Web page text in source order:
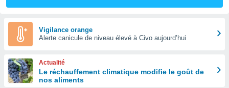
Vigilance orange
Alerte canicule de niveau élevé à Civo aujourd’hui
Actualité
Le réchauffement climatique modifie le goût de
nos aliments